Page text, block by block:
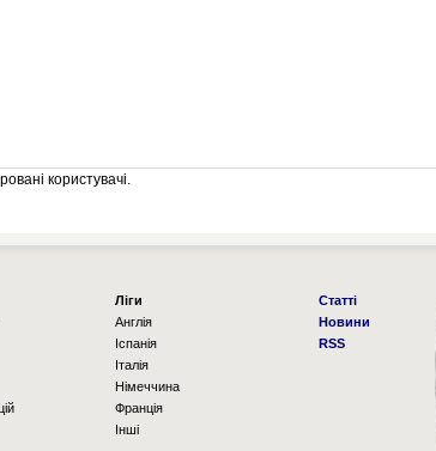
користувачі.
Ліги
Англія
Іспанія
Італія
Німеччина
Франція
Інші
Статті
Новини
RSS